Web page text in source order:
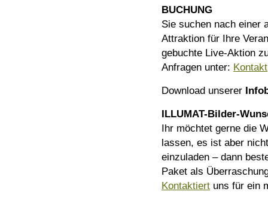
BUCHUNG
Sie suchen nach einer
Attraktion für Ihre
gebuchte Live-Aktion
Anfragen unter: Kontakt
Download unserer
ILLUMAT-Bilder-
Ihr möchtet gerne die
lassen, es ist aber
einzuladen – dann
Paket als
Kontaktiert uns für ein